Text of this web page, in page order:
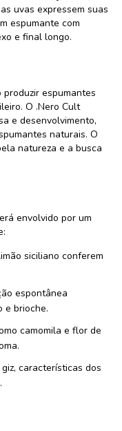
uvas expressem suas
espumante com
e final longo.
espumantes
O .Nero Cult
e desenvolvimento,
naturais. O
natureza e a busca
envolvido por um
siciliano conferem
espontânea
e brioche.
camomila e flor de
características dos